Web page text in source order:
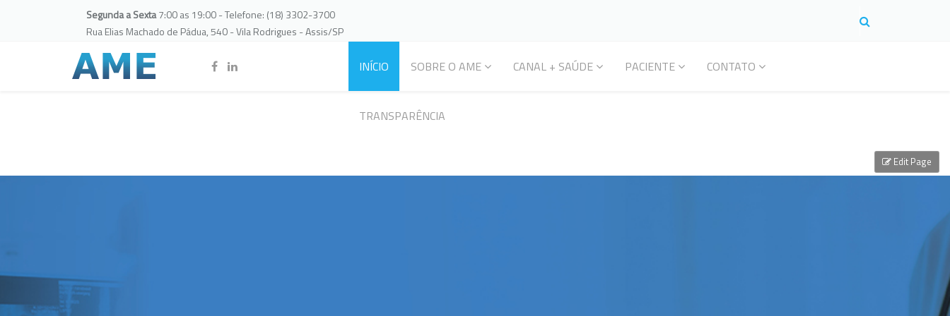
Segunda a Sexta7:00 as 19:00 - Telefone: (18) 3302-3700
Rua Elias Machado de Pádua, 540 - Vila Rodrigues - Assis/SP
INÍCIO SOBRE O AME CANAL + SAÚDE PACIENTE CONTATO
TRANSPARÊNCIA
Edit Page